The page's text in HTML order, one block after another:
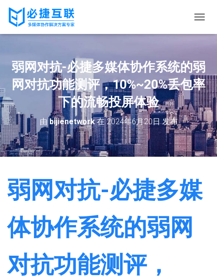
换
弱网对抗-必捷多媒体协作系统的弱
网对抗功能测评，10%~20%丢包率
下的流畅投屏体验
由bijienetwork在2024年6月20日发布
弱网对抗-必捷多媒
体协作系统的弱网
对抗功能测评，